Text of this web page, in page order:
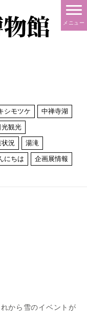
メニュー
シモツケ 中禅寺湖
光観光
状況 湯滝
にちは 企画展情報
から雪のイベントが